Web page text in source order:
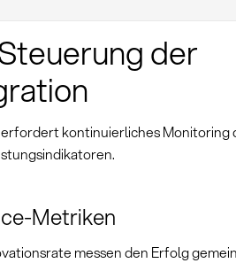
der
kontinuierliches Monitoring
Metriken
messen den Erfolg